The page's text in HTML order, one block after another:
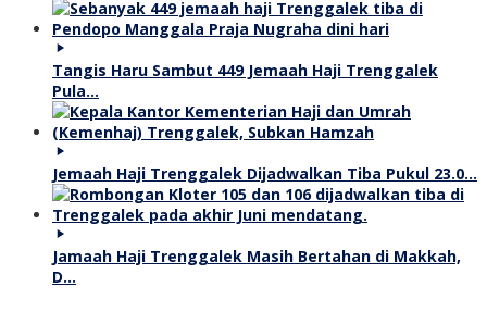
Tangis Haru Sambut 449 Jemaah Haji Trenggalek
Pula…
Jemaah Haji Trenggalek Dijadwalkan Tiba Pukul 23.0…
Jamaah Haji Trenggalek Masih Bertahan di Makkah,
D…